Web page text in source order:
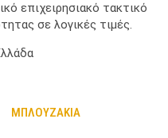
επιχειρησιακό τακτικό
σε λογικές τιμές.
ΜΠΛΟΥΖΑΚΙΑ